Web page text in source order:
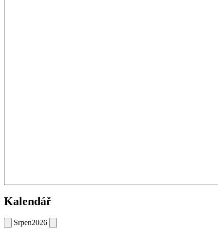
Kalendář
Srpen2026